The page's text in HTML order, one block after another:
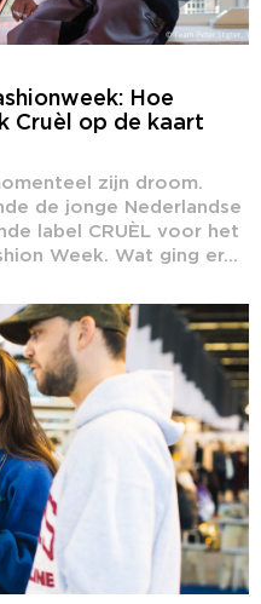
Hoe
Cruèl op de kaart
zijn droom.
de jonge Nederlandse
label CRUÈL voor het
Week. Wat ging er...